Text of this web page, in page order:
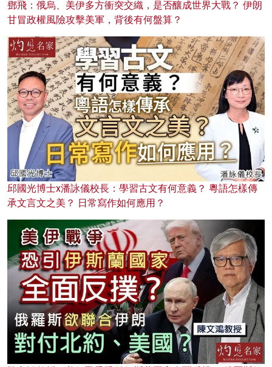
鄧飛：俄烏、美伊多方衝突交織，是否釀成世界大戰？ 伊朗
甘冒政權風險攻擊美軍，背後有何盤算？
邱國光博士x潘詠儀校長：學習古文有何意義？ 粵語怎樣傳
承文言文之美？ 日常寫作如何應用？